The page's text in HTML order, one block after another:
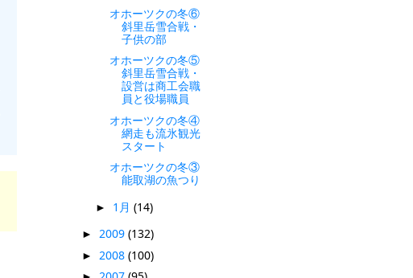
オホーツクの冬⑥
斜里岳雪合戦・
子供の部
オホーツクの冬⑤
斜里岳雪合戦・
設営は商工会職
員と役場職員
オホーツクの冬④
網走も流氷観光
スタート
オホーツクの冬③
能取湖の魚つり
► 1月 (14)
► 2009 (132)
► 2008 (100)